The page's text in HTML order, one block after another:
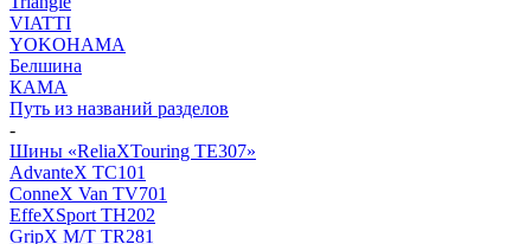
VIATTI
YOKOHAMA
Белшина
КАМА
Путь из названий разделов
-
Шины «ReliaXTouring TE307»
AdvanteX TC101
ConneX Van TV701
EffeXSport TH202
GripX M/T TR281